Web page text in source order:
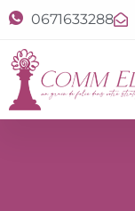
0671633288